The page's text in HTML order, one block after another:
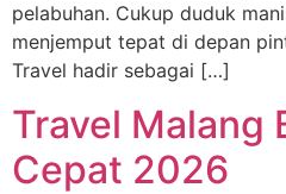
pelabuhan. Cukup duduk
menjemput tepat di depan
Travel hadir sebagai […]
Travel Malang
Cepat 2026